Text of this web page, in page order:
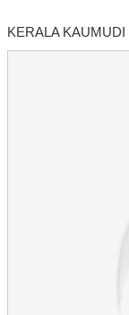
KERALA KAUMUDI